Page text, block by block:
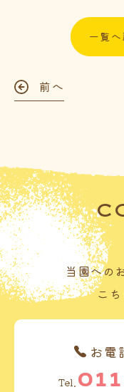
一覧へ
前へ
当園への
こち
お電
Tel.